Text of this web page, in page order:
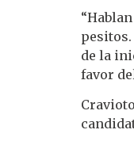
pesitos.
de la
favor